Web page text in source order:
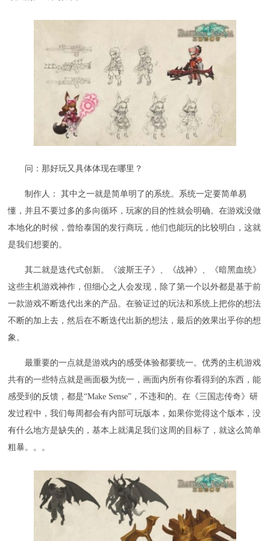
问：那好玩又具体体现在哪里？
制作人： 其中之一就是简单明了的系统。系统一定要简单易
懂，并且不要过多的多向循环，玩家的目的性就会明确。在游戏没做
本地化的时候，曾给泰国的发行商玩，他们也能玩的比较明白，这就
是我们想要的。
其二就是迭代式创新。《波斯王子》、《战神》、《暗黑血统》
这些主机游戏神作，但细心之人会发现，除了第一个以外都是基于前
一款游戏不断迭代出来的产品。在验证过的玩法和系统上把你的想法
不断的加上去，然后在不断迭代出新的想法，最后的效果出乎你的想
象。
最重要的一点就是游戏内的感受体验都要统一。优秀的主机游戏
共有的一些特点就是画面极为统一，画面内所有你看得到的东西，能
感受到的反馈，都是“Make Sense”，不违和的。在《三国志传奇》研
发过程中，我们每周都会有内部可玩版本，如果你觉得这个版本，没
有什么地方是缺失的，基本上就满足我们这周的目标了，就这么简单
粗暴。。。